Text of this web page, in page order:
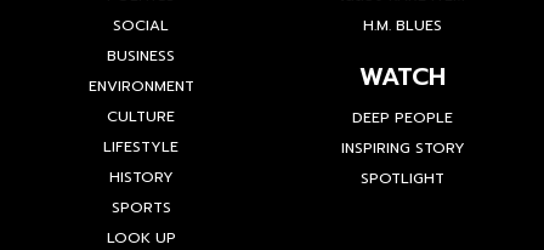
SOCIAL
BUSINESS
ENVIRONMENT
CULTURE
LIFESTYLE
HISTORY
SPORTS
LOOK UP
H.M. BLUES
WATCH
DEEP PEOPLE
INSPIRING STORY
SPOTLIGHT